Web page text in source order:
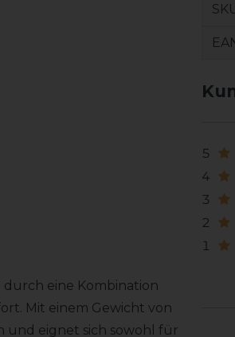
durch eine Kombination
Mit einem Gewicht von
und eignet sich sowohl für
5
4
3
2
1